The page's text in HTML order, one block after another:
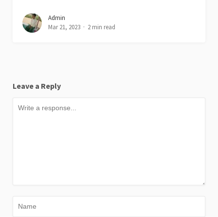
Admin
Mar 21, 2023
2 min read
Leave a Reply